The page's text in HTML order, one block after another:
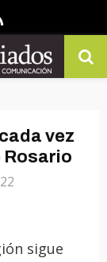
Rss
vez
Rosario
sigue